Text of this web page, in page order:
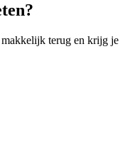
terug en krijg je